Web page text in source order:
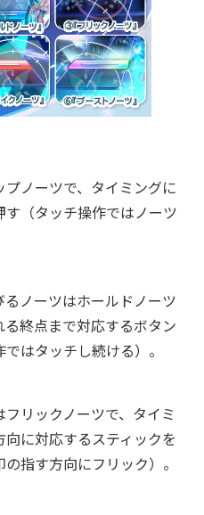
ノーツで、タイミングに
（タッチ操作ではノーツ
ノーツはホールドノーツ
終点まで対応するボタン
はタッチし続ける）。
リックノーツで、タイミ
に対応するスティックを
指す方向にフリック）。